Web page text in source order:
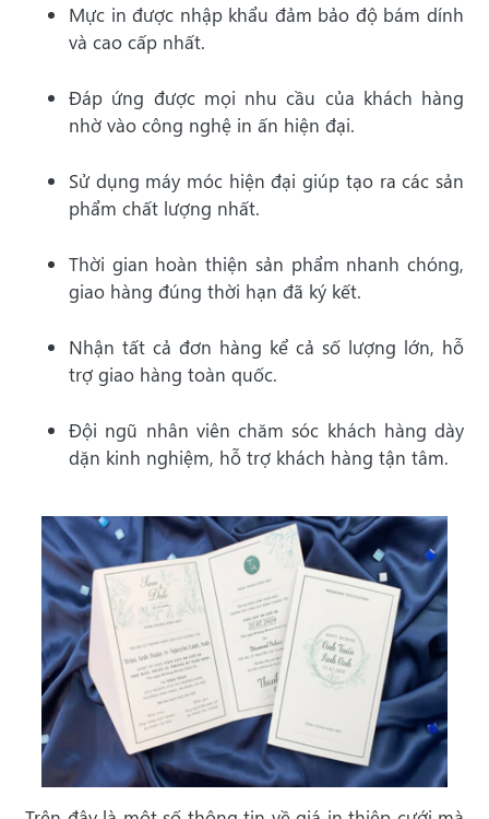
Mực in được nhập khẩu đảm bảo độ bám dính
và cao cấp nhất.
Đáp ứng được mọi nhu cầu của khách hàng
nhờ vào công nghệ in ấn hiện đại.
Sử dụng máy móc hiện đại giúp tạo ra các sản
phẩm chất lượng nhất.
Thời gian hoàn thiện sản phẩm nhanh chóng,
giao hàng đúng thời hạn đã ký kết.
Nhận tất cả đơn hàng kể cả số lượng lớn, hỗ
trợ giao hàng toàn quốc.
Đội ngũ nhân viên chăm sóc khách hàng dày
dặn kinh nghiệm, hỗ trợ khách hàng tận tâm.